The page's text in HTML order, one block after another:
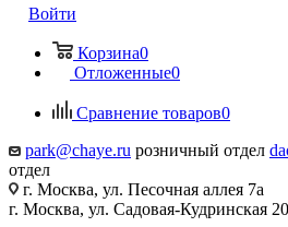
Войти
Корзина0
Отложенные0
Сравнение товаров0
park@chaye.ru розничный отдел
отдел
г. Москва, ул. Песочная аллея 7а
г. Москва, ул. Садовая-Кудринская 20